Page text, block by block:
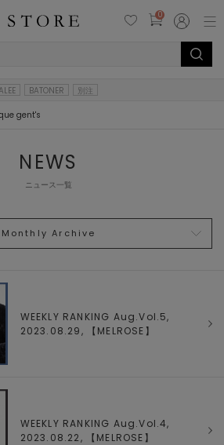
0
BATONER 別注
gent's
NEWS
ニュース一覧
Monthly Archive
WEEKLY RANKING Aug.Vol.5,
2023.08.29, 【 MELROSE 】
WEEKLY RANKING Aug.Vol.4,
2023.08.22, 【 MELROSE 】